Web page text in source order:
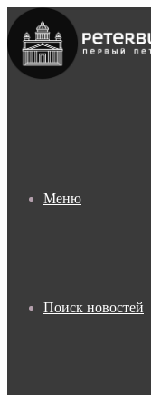
Меню
Поиск новостей